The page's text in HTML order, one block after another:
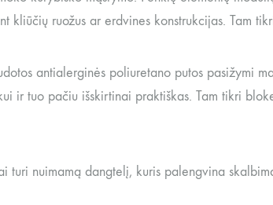
kliūčių ruožus ar erdvines konstrukcijas. Tam
antialerginės poliuretano putos pasižymi
ir tuo pačiu išskirtinai praktiškas. Tam tikri
turi nuimamą dangtelį, kuris palengvina